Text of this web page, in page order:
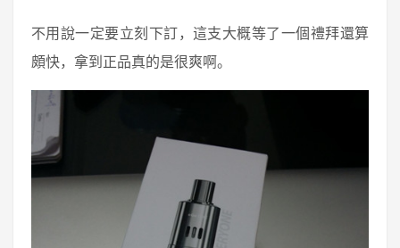
不用說一定要立刻下訂，這支大概等了一個禮拜還算
頗快，拿到正品真的是很爽啊。